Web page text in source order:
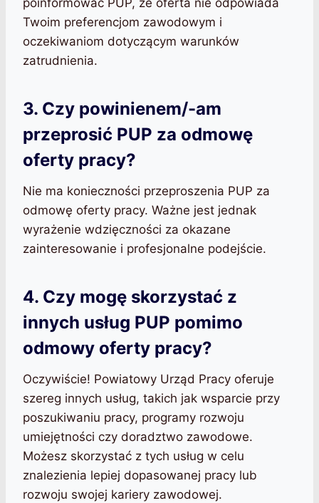
poinformować PUP, że oferta nie odpowiada
Twoim preferencjom zawodowym i
oczekiwaniom dotyczącym warunków
zatrudnienia.
3. Czy powinienem/-am
przeprosić PUP za odmowę
oferty pracy?
Nie ma konieczności przeproszenia PUP za
odmowę oferty pracy. Ważne jest jednak
wyrażenie wdzięczności za okazane
zainteresowanie i profesjonalne podejście.
4. Czy mogę skorzystać z
innych usług PUP pomimo
odmowy oferty pracy?
Oczywiście! Powiatowy Urząd Pracy oferuje
szereg innych usług, takich jak wsparcie przy
poszukiwaniu pracy, programy rozwoju
umiejętności czy doradztwo zawodowe.
Możesz skorzystać z tych usług w celu
znalezienia lepiej dopasowanej pracy lub
rozwoju swojej kariery zawodowej.